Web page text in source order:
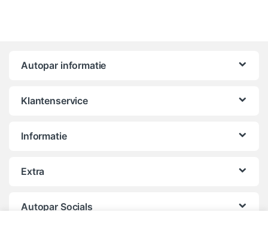
Autopar informatie
Klantenservice
Informatie
Extra
Autopar Socials